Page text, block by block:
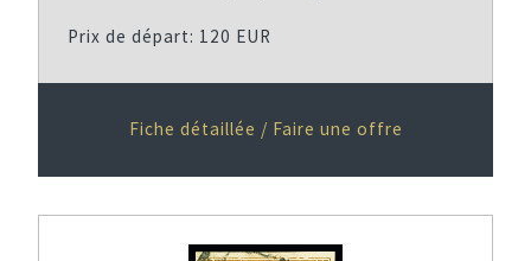
Prix de départ: 120 EUR
Fiche détaillée / Faire une offre